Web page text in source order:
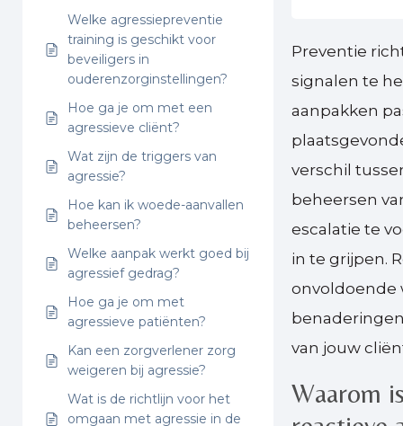
Welke agressiepreventie
training is geschikt voor
beveiligers in
ouderenzorginstellingen?
Hoe ga je om met een
agressieve cliënt?
Wat zijn de triggers van
agressie?
Hoe kan ik woede-aanvallen
beheersen?
Welke aanpak werkt goed bij
agressief gedrag?
Hoe ga je om met
agressieve patiënten?
Kan een zorgverlener zorg
weigeren bij agressie?
Wat is de richtlijn voor het
omgaan met agressie in de
Preventie
signalen te
aanpakken
verschil
beheersen
escalatie te
in te grijpen.
onvoldoende
van jouw
Waarom